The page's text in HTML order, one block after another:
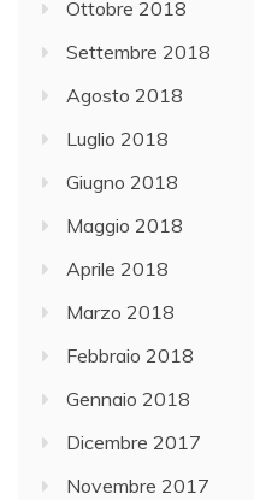
Ottobre 2018
Settembre 2018
Agosto 2018
Luglio 2018
Giugno 2018
Maggio 2018
Aprile 2018
Marzo 2018
Febbraio 2018
Gennaio 2018
Dicembre 2017
Novembre 2017